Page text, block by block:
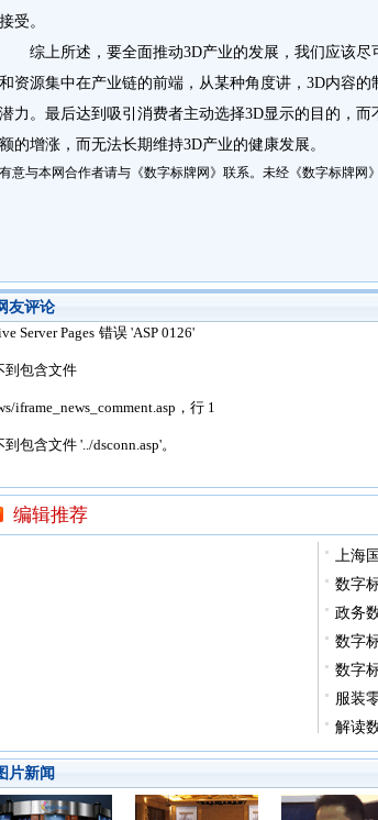
接受。
综上所述，要全面推动3D产业的发展，我们应该尽
和资源集中在产业链的前端，从某种角度讲，3D内容
潜力。最后达到吸引消费者主动选择3D显示的目的，
额的增涨，而无法长期维持3D产业的健康发展。
有意与本网合作者请与《数字标牌网》联系。未经《数字标牌网
友评论
编辑推荐
上海
数字
政务
数字
数字
服装
解读
片新闻